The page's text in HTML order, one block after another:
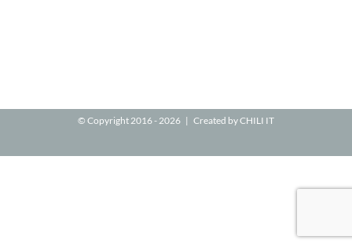
© Copyright 2016 -2026 | Created byCHILI IT